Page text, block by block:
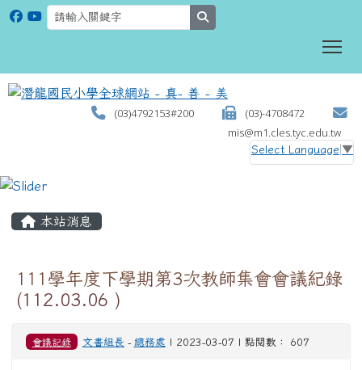
(03)4792153#200
(03)-4708472
mis@m1.cles.tyc.edu.tw
Select Language ▼
本站消息
111學年度下學期第3次教師集會會議紀錄
(112.03.06 )
會議記錄 文書組長 - 總務處 | 2023-03-07 | 點閱數： 607